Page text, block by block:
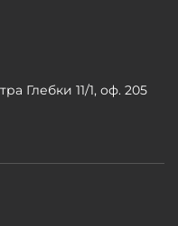
Глебки 11/1, оф. 205